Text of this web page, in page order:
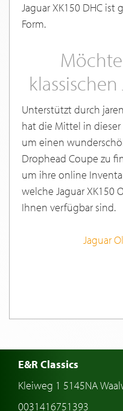
Jaguar XK150 DHC
Form.
Unterstützt durch
hat die Mittel in
um einen
Drophead Coupe zu
um ihre online
welche Jaguar XK150
Ihnen verfügbar sind.
Jaguar
E&R Classics
Kleiweg 1 5145NA
0031416751393